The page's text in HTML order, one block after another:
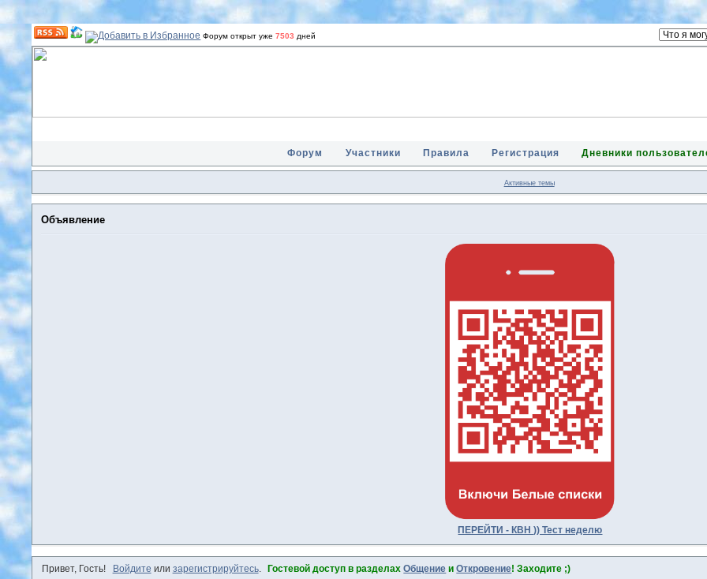
Форум открыт уже7503 дней
Форум Участники Правила Регистрация Дневники
Активные темы
Объявление
ПЕРЕЙТИ - КВН )) Тест неделю
Привет, Гость! Войдите или зарегистрируйтесь. Гостевой доступ в разделахОбщение иОткровение! Заходите ;)